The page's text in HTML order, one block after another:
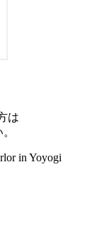
は
in Yoyogi